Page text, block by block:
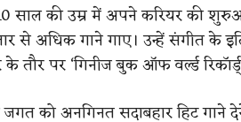
साल की उम्र में अपने करियर की
से अधिक गाने गाए। उन्हें संगीत के
तौर पर ‘गिनीज बुक ऑफ वर्ल्ड
को अनगिनत सदाबहार हिट गाने